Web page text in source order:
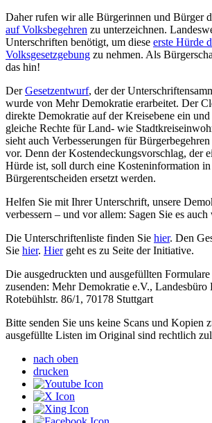
Daher rufen wir alle Bürgerinnen und Bürger
auf Volksbegehren zu unterzeichnen.
Unterschriften benötigt, um diese erste Hürde
Volksgesetzgebung zu nehmen. Als
das hin!
DerGesetzentwurf, der der
wurde von Mehr Demokratie erarbeitet. Der
direkte Demokratie auf der Kreisebene ein
gleiche Rechte für Land- wie
sieht auch Verbesserungen für
vor. Denn der Kostendeckungsvorschlag, der
Hürde ist, soll durch eine Kosteninformation
Bürgerentscheiden ersetzt werden.
Helfen Sie mit Ihrer Unterschrift, unsere
verbessern – und vor allem: Sagen Sie es auch
Die Unterschriftenliste finden Sie hier. Den
Sie hier. Hiergeht es zu Seite der Initiative.
Die ausgedruckten und ausgefüllten
zusenden: Mehr Demokratie e.V., Landesbüro
Rotebühlstr. 86/1, 70178 Stuttgart
Bitte senden Sie uns keine Scans und Kopien
ausgefüllte Listen im Original sind rechtlich
nach oben
drucken